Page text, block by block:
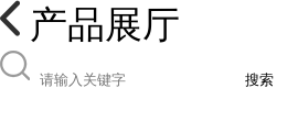
产品展厅
搜索